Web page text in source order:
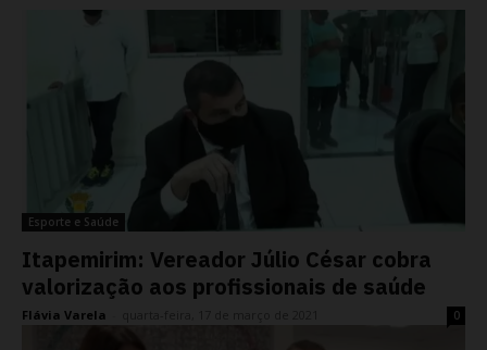
Esporte e Saúde
Itapemirim: Vereador Júlio César cobra
valorização aos profissionais de saúde
Flávia Varela 0